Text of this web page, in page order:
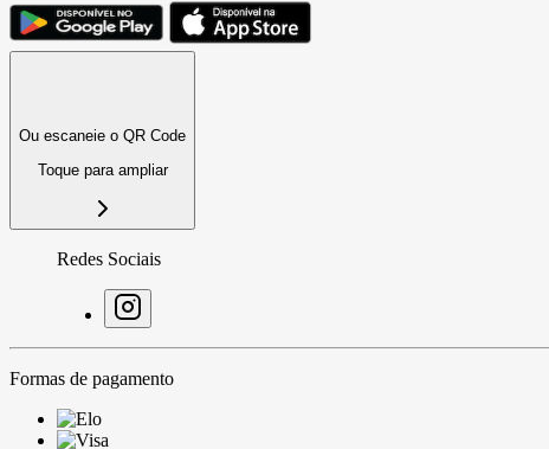
Ou escaneie o QR Code
Toque para ampliar
Redes Sociais
Formas de pagamento